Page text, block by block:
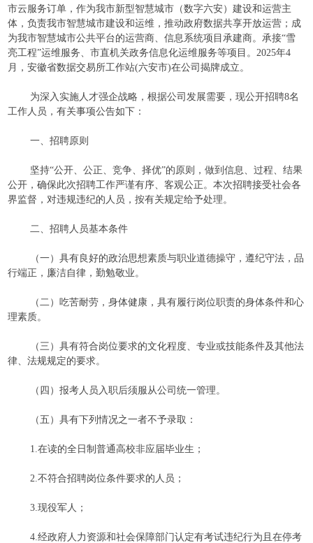
市云服务订单，作为我市新型智慧城市（数字六安）建设和运营主
体，负责我市智慧城市建设和运维，推动政府数据共享开放运营；成
为我市智慧城市公共平台的运营商、信息系统项目承建商。承接“雪
亮工程”运维服务、市直机关政务信息化运维服务等项目。2025年4
月，安徽省数据交易所工作站(六安市)在公司揭牌成立。
为深入实施人才强企战略，根据公司发展需要，现公开招聘8名
工作人员，有关事项公告如下：
一、招聘原则
坚持“公开、公正、竞争、择优”的原则，做到信息、过程、结果
公开，确保此次招聘工作严谨有序、客观公正。本次招聘接受社会各
界监督，对违规违纪的人员，按有关规定给予处理。
二、招聘人员基本条件
（一）具有良好的政治思想素质与职业道德操守，遵纪守法，品
行端正，廉洁自律，勤勉敬业。
（二）吃苦耐劳，身体健康，具有履行岗位职责的身体条件和心
理素质。
（三）具有符合岗位要求的文化程度、专业或技能条件及其他法
律、法规规定的要求。
（四）报考人员入职后须服从公司统一管理。
（五）具有下列情况之一者不予录取：
1.在读的全日制普通高校非应届毕业生；
2.不符合招聘岗位条件要求的人员；
3.现役军人；
4.经政府人力资源和社会保障部门认定有考试违纪行为且在停考